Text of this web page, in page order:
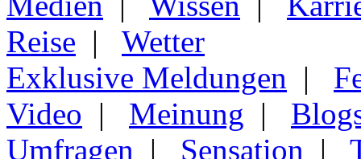
Reise | Wetter
Exklusive Meldungen |
Video | Meinung |
Umfragen | Sensation |